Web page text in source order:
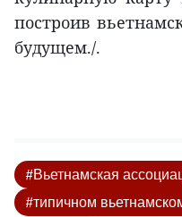
построив
будущем./.
#Вьетнамская
#типичном